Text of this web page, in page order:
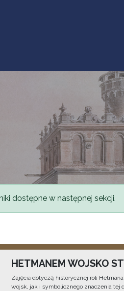
dostępne w następnej sekcji.
HETMANEM WOJSKO
Zajęcia dotyczą historycznej roli
wojsk, jak i symbolicznego znaczenia tej